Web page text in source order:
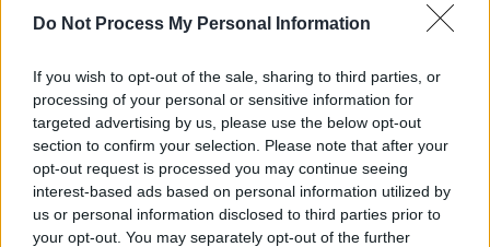
Do Not Process My Personal Information
If you wish to opt-out of the sale, sharing to third parties, or
processing of your personal or sensitive information for
targeted advertising by us, please use the below opt-out
section to confirm your selection. Please note that after your
opt-out request is processed you may continue seeing
interest-based ads based on personal information utilized by
us or personal information disclosed to third parties prior to
your opt-out. You may separately opt-out of the further
Ελλάδα|04.08.2025 18:12
«Αυξανόμενη τάση αστυνομικής
αυθαιρεσίας» – Μήνυση κατά δύο
αστυνομικών κατέθεσε η Δήμητρα
Τάσσου που προσήχθη βίαια στην
Κυψέλη